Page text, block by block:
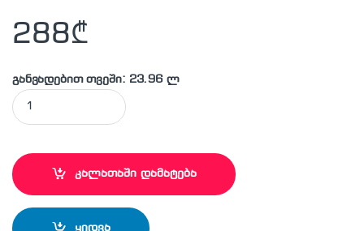
288₾
განვადებით თვეში: 23.96 ლ
MAKITA - 4329 ლობზიკი (ბეწვა ხერხი) quantity
კალათაში დამატება
ყიდვა